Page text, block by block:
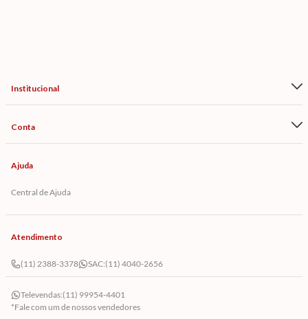
Institucional
Conta
Ajuda
Central de Ajuda
Atendimento
(11) 2388-3378 SAC:(11) 4040-2656
Televendas:(11) 99954-4401
*Fale com um de nossos vendedores